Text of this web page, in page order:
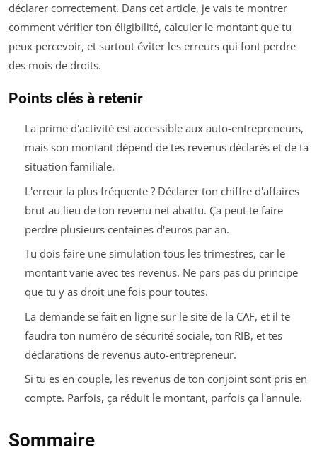
déclarer correctement. Dans cet article, je vais te montrer
comment vérifier ton éligibilité, calculer le montant que tu
peux percevoir, et surtout éviter les erreurs qui font perdre
des mois de droits.
Points clés à retenir
La prime d'activité est accessible aux auto-entrepreneurs,
mais son montant dépend de tes revenus déclarés et de ta
situation familiale.
L'erreur la plus fréquente ? Déclarer ton chiffre d'affaires
brut au lieu de ton revenu net abattu. Ça peut te faire
perdre plusieurs centaines d'euros par an.
Tu dois faire une simulation tous les trimestres, car le
montant varie avec tes revenus. Ne pars pas du principe
que tu y as droit une fois pour toutes.
La demande se fait en ligne sur le site de la CAF, et il te
faudra ton numéro de sécurité sociale, ton RIB, et tes
déclarations de revenus auto-entrepreneur.
Si tu es en couple, les revenus de ton conjoint sont pris en
compte. Parfois, ça réduit le montant, parfois ça l'annule.
Sommaire